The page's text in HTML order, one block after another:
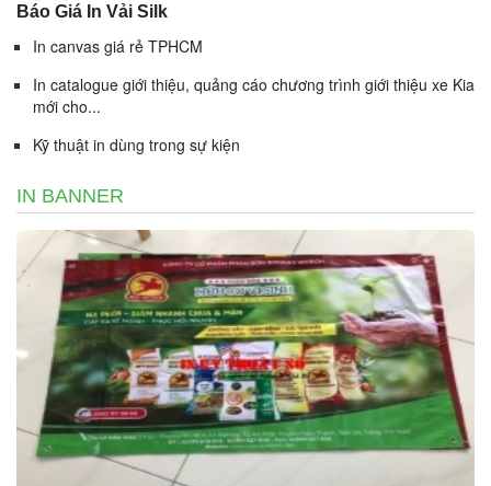
Báo Giá In Vải Silk
In canvas giá rẻ TPHCM
In catalogue giới thiệu, quảng cáo chương trình giới thiệu xe Kia
mới cho...
Kỹ thuật in dùng trong sự kiện
IN BANNER